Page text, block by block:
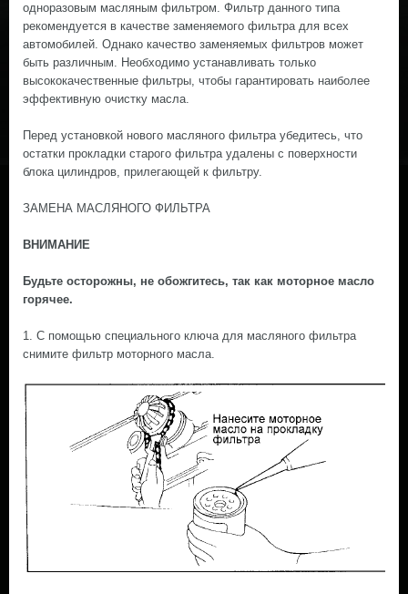
одноразовым масляным фильтром. Фильтр данного типа
рекомендуется в качестве заменяемого фильтра для всех
автомобилей. Однако качество заменяемых фильтров может
быть различным. Необходимо устанавливать только
высококачественные фильтры, чтобы гарантировать наиболее
эффективную очистку масла.
Перед установкой нового масляного фильтра убедитесь, что
остатки прокладки старого фильтра удалены с поверхности
блока цилиндров, прилегающей к фильтру.
ЗАМЕНА МАСЛЯНОГО ФИЛЬТРА
ВНИМАНИЕ
Будьте осторожны, не обожгитесь, так как моторное масло
горячее.
1. С помощью специального ключа для масляного фильтра
снимите фильтр моторного масла.